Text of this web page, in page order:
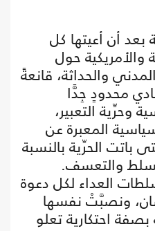
أن أعيتها كل
والأمريكية حول
والحداثة، قانعةً
محدودٍ جِدًّا
وحرِّية التعبير،
المعبرة عن
باتت الحرِّية بالنسبة
والتعسف.
العداء لكل دعوة
ونصبَّتْ نفسها
احتكارية تعلو